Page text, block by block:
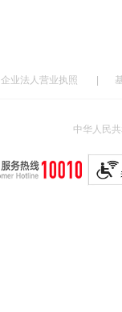
企业法人营业执照
中华人民